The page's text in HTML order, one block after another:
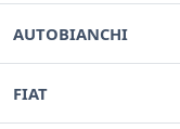
AUTOBIANCHI
FIAT